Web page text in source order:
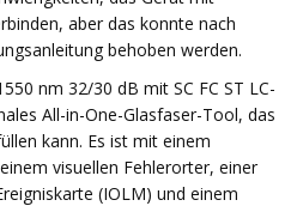
aber das konnte nach
behoben werden.
nm 32/30 dB mit SC FC ST LC-
All-in-One-Glasfaser-Tool, das
kann. Es ist mit einem
visuellen Fehlerorter, einer
(IOLM) und einem